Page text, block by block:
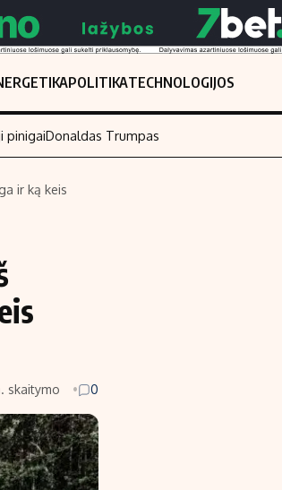
POLITIKATECHNOLOGIJOS
pinigaiDonaldas Trumpas
ir ką keis
skaitymo 0